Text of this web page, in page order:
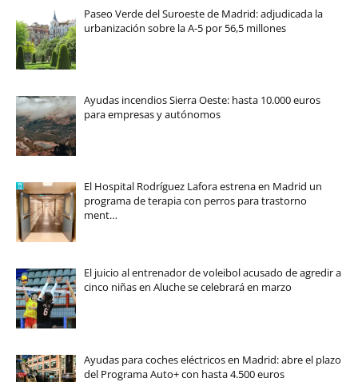
Paseo Verde del Suroeste de Madrid: adjudicada la
urbanización sobre la A-5 por 56,5 millones
Ayudas incendios Sierra Oeste: hasta 10.000 euros
para empresas y autónomos
El Hospital Rodríguez Lafora estrena en Madrid un
programa de terapia con perros para trastorno
ment…
El juicio al entrenador de voleibol acusado de agredir a
cinco niñas en Aluche se celebrará en marzo
Ayudas para coches eléctricos en Madrid: abre el plazo
del Programa Auto+ con hasta 4.500 euros